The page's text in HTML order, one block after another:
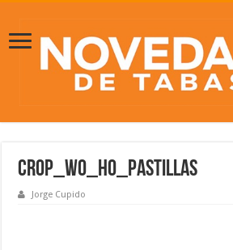
crop_w0_h0_pastillas
Jorge Cupido